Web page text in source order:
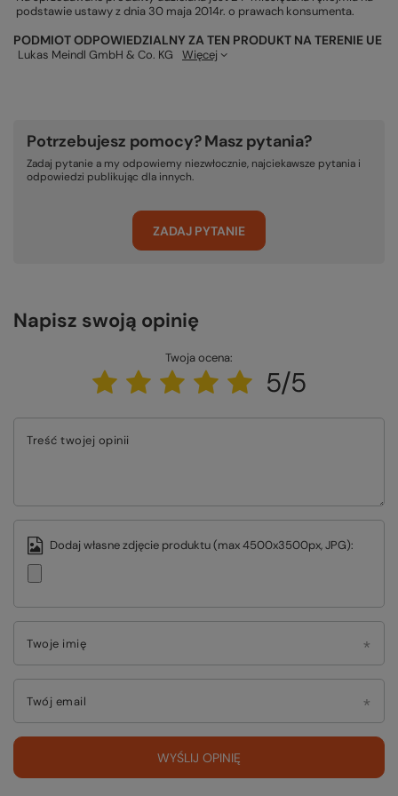
podstawie ustawy z dnia 30 maja 2014r. o prawach konsumenta.
PODMIOT ODPOWIEDZIALNY ZA TEN PRODUKT NA TERENIE UE
Lukas Meindl GmbH & Co. KG Więcej
Potrzebujesz pomocy? Masz pytania?
Zadaj pytanie a my odpowiemy niezwłocznie, najciekawsze pytania i
odpowiedzi publikując dla innych.
ZADAJ PYTANIE
Napisz swoją opinię
Twoja ocena:
5/5
Treść twojej opinii
Dodaj własne zdjęcie produktu (max 4500x3500px, JPG):
Twoje imię
Twój email
WYŚLIJ OPINIĘ